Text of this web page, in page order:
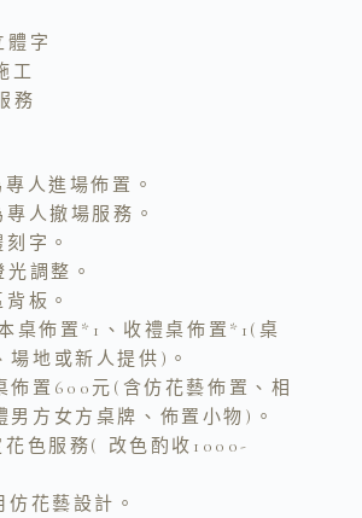
體字
工
務
人進場佈置。
人撤場服務。
字。
調整。
板。
桌佈置*1、收禮桌佈置*1(桌
場地或新人提供)。
佈置600元(含仿花藝佈置、相
男方女方桌牌、佈置小物)。
花色服務( 改色酌收1000-
花藝設計。